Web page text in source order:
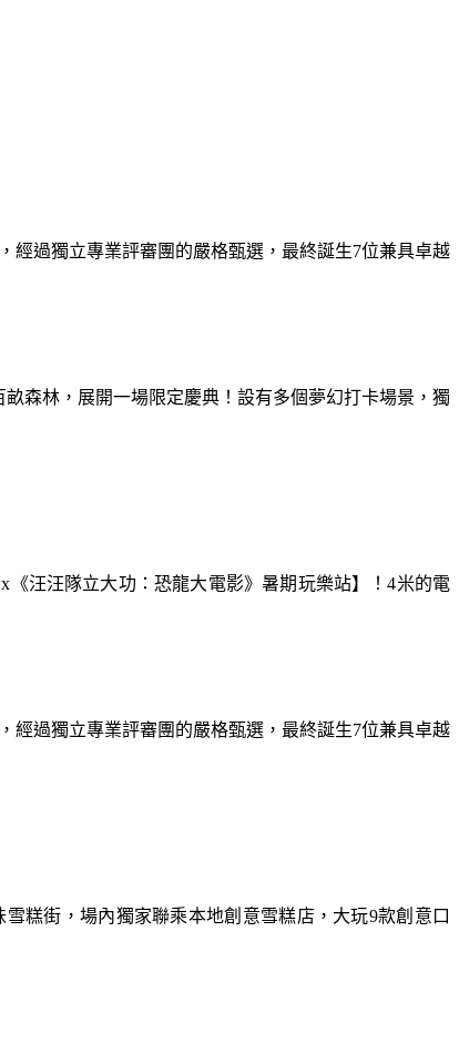
經過獨立專業評審團的嚴格甄選，最終誕生7位兼具卓越
《汪汪隊立大功：恐龍大電影》暑期玩樂站】！4米的電
糕街，場內獨家聯乘本地創意雪糕店，大玩9款創意口
森林，展開一場限定慶典！設有多個夢幻打卡場景，獨
經過獨立專業評審團的嚴格甄選，最終誕生7位兼具卓越